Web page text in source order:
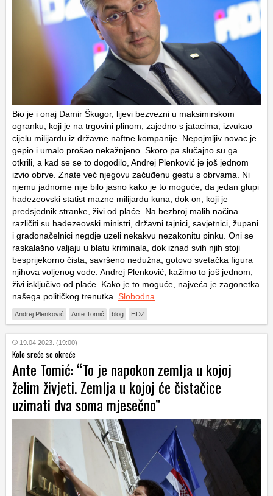
Bio je i onaj Damir Škugor, lijevi bezvezni u maksimirskom
ogranku, koji je na trgovini plinom, zajedno s jatacima, izvukao
cijelu milijardu iz državne naftne kompanije. Nepojmljiv novac je
gepio i umalo prošao nekažnjeno. Skoro pa slučajno su ga
otkrili, a kad se se to dogodilo, Andrej Plenković je još jednom
izvio obrve. Znate već njegovu začuđenu gestu s obrvama. Ni
njemu jadnome nije bilo jasno kako je to moguće, da jedan glupi
hadezeovski statist mazne milijardu kuna, dok on, koji je
predsjednik stranke, živi od plaće. Na bezbroj malih načina
različiti su hadezeovski ministri, državni tajnici, savjetnici, župani
i gradonačelnici negdje uzeli nekakvu nezakonitu pinku. Oni se
raskalašno valjaju u blatu kriminala, dok iznad svih njih stoji
besprijekorno čista, savršeno nedužna, gotovo svetačka figura
njihova voljenog vođe. Andrej Plenković, kažimo to još jednom,
živi isključivo od plaće. Kako je to moguće, najveća je zagonetka
našega političkog trenutka. Slobodna
Andrej Plenković Ante Tomić blog HDZ
19.04.2023. (19:00)
Kolo sreće se okreće
Ante Tomić: “To je napokon zemlja u kojoj
želim živjeti. Zemlja u kojoj će čistačice
uzimati dva soma mjesečno”